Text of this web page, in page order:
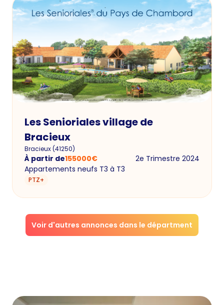
Les Senioriales village de
Bracieux
Bracieux(41250)
À partir de155000€
2e Trimestre 2024
Appartements neufs T3 à T3
PTZ+
Voir d'autres annonces dans le départment